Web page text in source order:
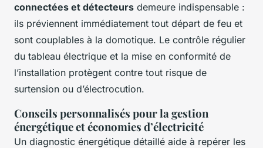
connectées et détecteurs demeure indispensable :
ils préviennent immédiatement tout départ de feu et
sont couplables à la domotique. Le contrôle régulier
du tableau électrique et la mise en conformité de
l’installation protègent contre tout risque de
surtension ou d’électrocution.
Conseils personnalisés pour la gestion
énergétique et économies d’électricité
Un diagnostic énergétique détaillé aide à repérer les